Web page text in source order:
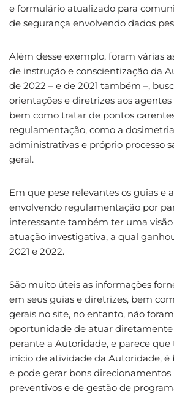
e formulário atualizado para
de segurança envolvendo dados
Além desse exemplo, foram várias
de instrução e conscientização da
de 2022 – e de 2021 também –,
orientações e diretrizes aos
bem como tratar de pontos
regulamentação, como a
administrativas e próprio processo
geral.
Em que pese relevantes os guias e
envolvendo regulamentação por
interessante também ter uma
atuação investigativa, a qual
2021 e 2022.
São muito úteis as informações
em seus guias e diretrizes, bem
gerais no site, no entanto, não
oportunidade de atuar diretamente
perante a Autoridade, e parece que
início de atividade da Autoridade,
e pode gerar bons direcionamentos
preventivos e de gestão de